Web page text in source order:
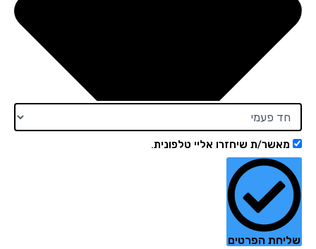
מאשר/ת שיחזרו אליי טלפונית.
הפרטים